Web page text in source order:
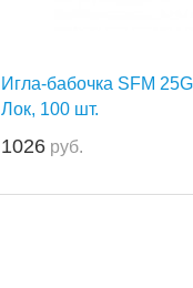
Игла-бабочка SFM
Лок, 100 шт.
1026 руб.